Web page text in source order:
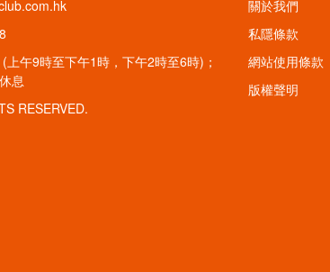
午9時至下午1時，下午2時至6時)；
息
RESERVED.
關於我們
私隱條款
網站使用條款
版權聲明